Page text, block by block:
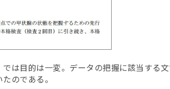
は目的は一変。データの把握に該当する
のである。